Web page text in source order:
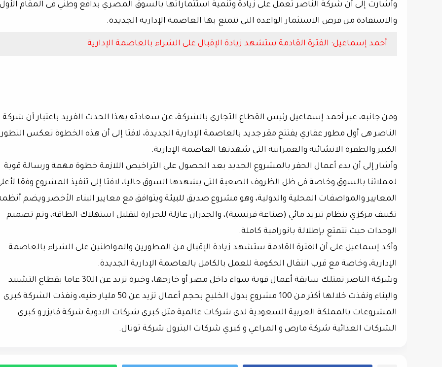
وأشارت إلى أن شركة الناصر تعمل على زيادة وتنمية استثماراتها بالسوق المصري بدافع وطني فى المقام
والاستفادة من فرص الاستثمار الواعدة التى تتمتع بها العاصمة الإدارية الجديدة.
أحمد إسماعيل: الفترة القادمة ستشهد زيادة الإقبال على الشراء بالعاصمة الإدارية
ومن جانبه، عبر أحمد إسماعيل رئيس القطاع التجاري بالشركة، عن سعادته بهذا الحدث الفريد باعتبار أن شركة
الناصر هى أول مطور عقاري يفتتح مقر جديد بالعاصمة الإدارية الجديدة، لافتا إلى أن هذه الخطوة تعكس التطور
الكبير والطفرة الانشائية والعمرانية التى شهدتها العاصمة الإدارية.
وأشار إلى أن بدء أعمال الحفر بالمشروع الجديد بعد الحصول على التراخيص اللازمة خطوة مهمة ورسالة قوية
لعملائنا بالسوق وخاصة فى ظل الظروف الصعبة التى يشهدها السوق حاليا، لافتا إلى تنفيذ المشروع وفقا
المعايير والمواصفات المحلية والدولية، وهو مشروع صديق للبيئة ويتوافق مع معايير البناء الأخضر ويضم
تكييف مركزي بنظام تبريد مائي (صناعة فرنسية)، والجدران عازلة للحرارة لتقليل استهلاك الطاقة، وتم تصميم
الوحدات حيث تتمتع بإطلالة بانورامية كاملة.
وأكد إسماعيل على أن الفترة القادمة ستشهد زيادة الإقبال من المطورين والمواطنين على الشراء بالعاصمة
الإدارية، وخاصة مع قرب انتقال الحكومة للعمل بالكامل بالعاصمة الإدارية الجديدة.
وشركة الناصر تمتلك سابقة أعمال قوية سواء داخل مصر أو خارجها، وخبرة تزيد عن الـ30 عاما بقطاع التشييد
والبناء ونفذت خلالها أكثر من 100 مشروع بدول الخليج بحجم أعمال تزيد عن 50 مليار جنيه، ونفذت الشركة كبرى
المشروعات بالمملكة العربية السعودية لدى شركات عالمية مثل كبري شركات الادوية شركة فايزر و كبرى
الشركات الغذائية شركة مارص و المراعي و كبري شركات البترول شركة توتال.